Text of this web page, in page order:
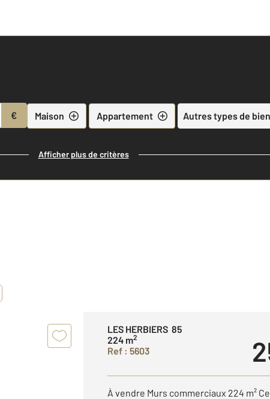
€ Maison Appartement Autres types de
Afficher plus de critères
LES HERBIERS 85
224 m2
Ref : 5603
À vendre Murs commerciaux 224 m²